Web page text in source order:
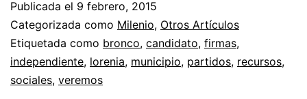
Publicada el 9 febrero, 2015
Categorizada como Milenio, Otros Artículos
Etiquetada como bronco, candidato, firmas,
independiente, lorenia, municipio, partidos, recursos,
sociales, veremos